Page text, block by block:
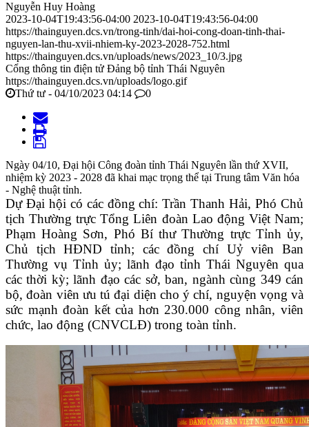
Nguyễn Huy Hoàng
2023-10-04T19:43:56-04:00 2023-10-04T19:43:56-04:00
https://thainguyen.dcs.vn/trong-tinh/dai-hoi-cong-doan-tinh-thai-
nguyen-lan-thu-xvii-nhiem-ky-2023-2028-752.html
https://thainguyen.dcs.vn/uploads/news/2023_10/3.jpg
Cổng thông tin điện tử Đảng bộ tỉnh Thái Nguyên
https://thainguyen.dcs.vn/uploads/logo.gif
Thứ tư - 04/10/2023 04:14
0
Ngày 04/10, Đại hội Công đoàn tỉnh Thái Nguyên lần thứ XVII,
nhiệm kỳ 2023 - 2028 đã khai mạc trọng thể tại Trung tâm Văn hóa
- Nghệ thuật tỉnh.
Dự Đại hội có các đồng chí: Trần Thanh Hải, Phó Chủ
tịch Thường trực Tổng Liên đoàn Lao động Việt Nam;
Phạm Hoàng Sơn, Phó Bí thư Thường trực Tỉnh ủy,
Chủ tịch HĐND tỉnh; các đồng chí Uỷ viên Ban
Thường vụ Tỉnh ủy; lãnh đạo tỉnh Thái Nguyên qua
các thời kỳ; lãnh đạo các sở, ban, ngành cùng 349 cán
bộ, đoàn viên ưu tú đại diện cho ý chí, nguyện vọng và
sức mạnh đoàn kết của hơn 230.000 công nhân, viên
chức, lao động (CNVCLĐ) trong toàn tỉnh.